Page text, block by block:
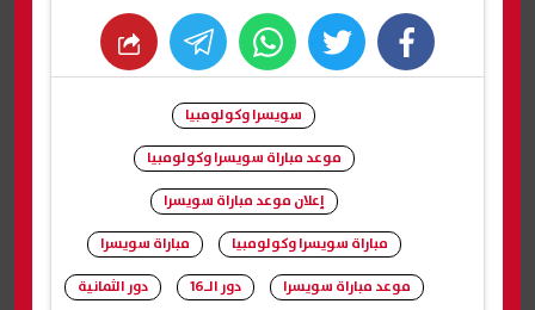
facebook
twitter
whats
سويسرا وكولومبيا
موعد مباراة سويسرا وكولومبيا
إعلان موعد مباراة سويسرا
مباراة سويسرا وكولومبيا
مباراة سويسرا
موعد مباراة سويسرا
دور الـ16
دور الثمانية